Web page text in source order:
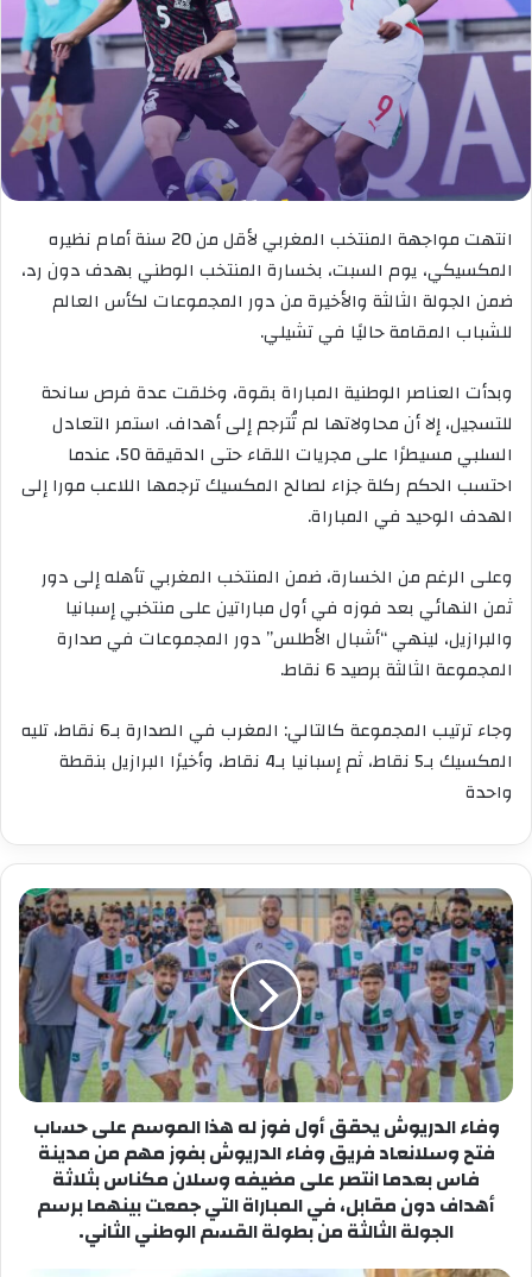
انتهت مواجهة المنتخب المغربي لأقل من 20 سنة أمام نظيره
المكسيكي، يوم السبت، بخسارة المنتخب الوطني بهدف دون رد،
ضمن الجولة الثالثة والأخيرة من دور المجموعات لكأس العالم
للشباب المقامة حاليًا في تشيلي.
وبدأت العناصر الوطنية المباراة بقوة، وخلقت عدة فرص سانحة
للتسجيل، إلا أن محاولاتها لم تُترجم إلى أهداف. استمر التعادل
السلبي مسيطرًا على مجريات اللقاء حتى الدقيقة 50، عندما
احتسب الحكم ركلة جزاء لصالح المكسيك ترجمها اللاعب مورا إلى
الهدف الوحيد في المباراة.
وعلى الرغم من الخسارة، ضمن المنتخب المغربي تأهله إلى دور
ثمن النهائي بعد فوزه في أول مباراتين على منتخبي إسبانيا
والبرازيل، لينهي “أشبال الأطلس” دور المجموعات في صدارة
المجموعة الثالثة برصيد 6 نقاط.
وجاء ترتيب المجموعة كالتالي: المغرب في الصدارة بـ6 نقاط، تليه
المكسيك بـ5 نقاط، ثم إسبانيا بـ4 نقاط، وأخيرًا البرازيل بنقطة
واحدة
وفاء
الدريوش
يحقق
أول
فوز
له
هذا
الموسم
على
حساب
فتح
وسلانعاد
فريق
وفاء الدريوش يحقق أول فوز له هذا الموسم على حساب
فتح وسلانعاد فريق وفاء الدريوش بفوز مهم من مدينة
فاس بعدما انتصر على مضيفه وسلان مكناس بثلاثة
أهداف دون مقابل، في المباراة التي جمعت بينهما برسم
الجولة الثالثة من بطولة القسم الوطني الثاني.